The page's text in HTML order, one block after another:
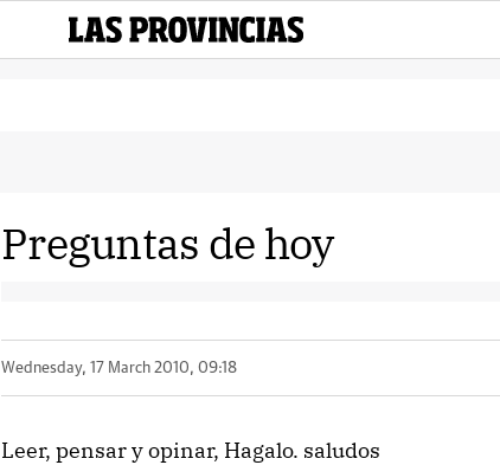
Preguntas de hoy
Wednesday, 17 March 2010, 09:18
Leer, pensar y opinar, Hagalo. saludos